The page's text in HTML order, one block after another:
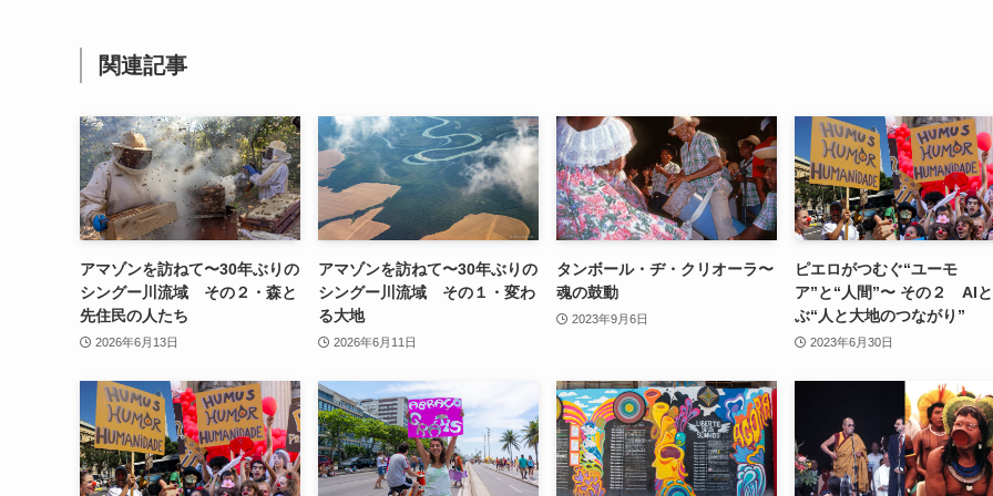
関連記事
アマゾンを訪ねて〜30年ぶりの
シングー川流域 その２・森と
先住民の人たち
2026年6月13日
アマゾンを訪ねて〜30年ぶりの
シングー川流域 その１・変わ
る大地
2026年6月11日
タンボール・ヂ・クリオーラ〜
魂の鼓動
2023年9月6日
ピエロがつむぐ“ユーモ
ア”と“人間”〜 その２ AI
ぶ“人と大地のつながり”
2023年6月30日